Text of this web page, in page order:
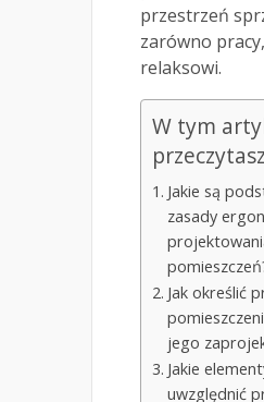
przestrzeń
zarówno
relaksowi.
W tym
przeczytasz
Jakie są
zasady
Jak określić
jego
Jakie
uwzględnić